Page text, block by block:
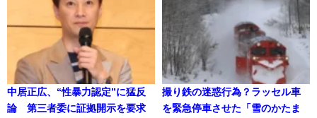
中居正広、“性暴力認定”に猛反
論 第三者委に証拠開示を要求
撮り鉄の迷惑行為？ラッセル車
を緊急停車させた「雪のかたま